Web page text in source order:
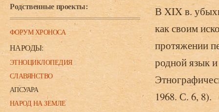
Родственные проекты:
ФОРУМ ХРОНОСА
НАРОДЫ:
ЭТНОЦИКЛОПЕДИЯ
СЛАВЯНСТВО
АПСУАРА
НАРОД НА ЗЕМЛЕ
В XIX в.
как своим
протяжении
родной язык
1968. С. 6, 8).